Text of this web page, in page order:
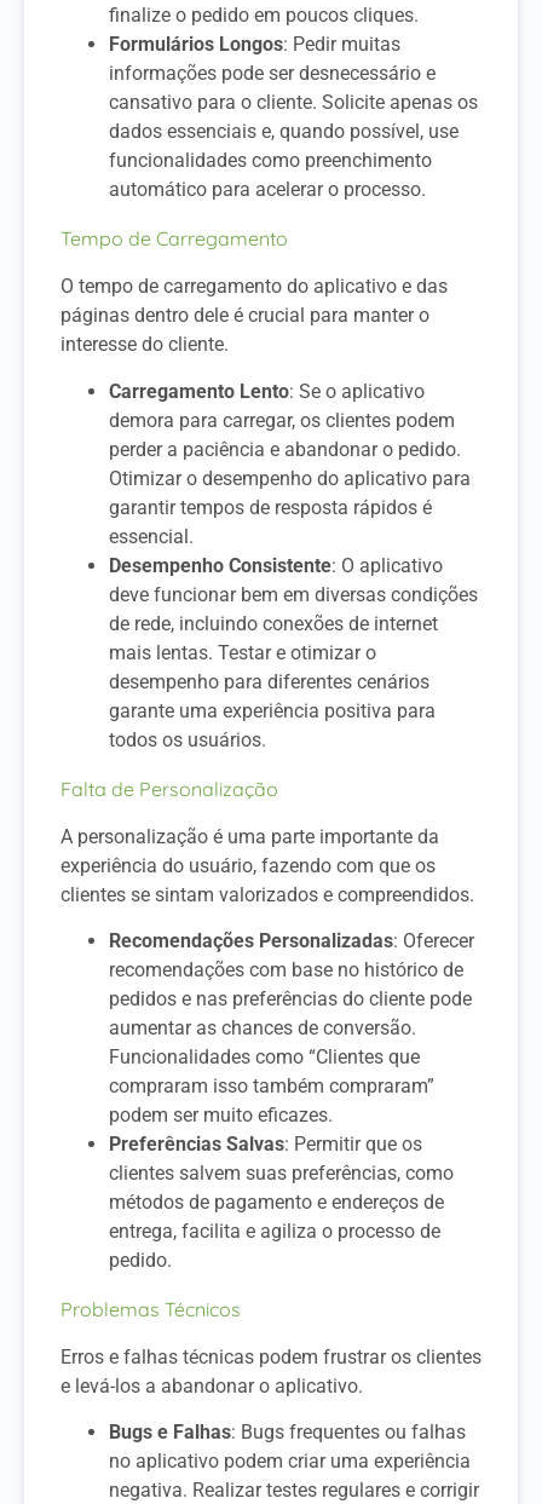
finalize o pedido em poucos cliques.
Formulários Longos: Pedir muitas
informações pode ser desnecessário e
cansativo para o cliente. Solicite apenas os
dados essenciais e, quando possível, use
funcionalidades como preenchimento
automático para acelerar o processo.
Tempo de Carregamento
O tempo de carregamento do aplicativo e das
páginas dentro dele é crucial para manter o
interesse do cliente.
Carregamento Lento: Se o aplicativo
demora para carregar, os clientes podem
perder a paciência e abandonar o pedido.
Otimizar o desempenho do aplicativo para
garantir tempos de resposta rápidos é
essencial.
Desempenho Consistente: O aplicativo
deve funcionar bem em diversas condições
de rede, incluindo conexões de internet
mais lentas. Testar e otimizar o
desempenho para diferentes cenários
garante uma experiência positiva para
todos os usuários.
Falta de Personalização
A personalização é uma parte importante da
experiência do usuário, fazendo com que os
clientes se sintam valorizados e compreendidos.
Recomendações Personalizadas: Oferecer
recomendações com base no histórico de
pedidos e nas preferências do cliente pode
aumentar as chances de conversão.
Funcionalidades como “Clientes que
compraram isso também compraram”
podem ser muito eficazes.
Preferências Salvas: Permitir que os
clientes salvem suas preferências, como
métodos de pagamento e endereços de
entrega, facilita e agiliza o processo de
pedido.
Problemas Técnicos
Erros e falhas técnicas podem frustrar os clientes
e levá-los a abandonar o aplicativo.
Bugs e Falhas: Bugs frequentes ou falhas
no aplicativo podem criar uma experiência
negativa. Realizar testes regulares e corrigir